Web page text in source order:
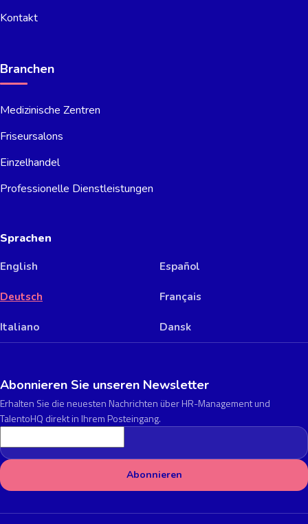
Kontakt
Branchen
Medizinische Zentren
Friseursalons
Einzelhandel
Professionelle Dienstleistungen
Sprachen
English Español
Deutsch Français
Italiano Dansk
Abonnieren Sie unseren Newsletter
Erhalten Sie die neuesten Nachrichten über HR-Management und
TalentoHQ direkt in Ihrem Posteingang.